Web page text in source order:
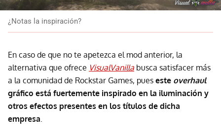
¿Notas la inspiración?
En caso de que no te apetezca el mod anterior, la
alternativa que ofrece VisualVanilla busca satisfacer más
a la comunidad de Rockstar Games, pues este overhaul
gráfico está fuertemente inspirado en la iluminación y
otros efectos presentes en los títulos de dicha
empresa